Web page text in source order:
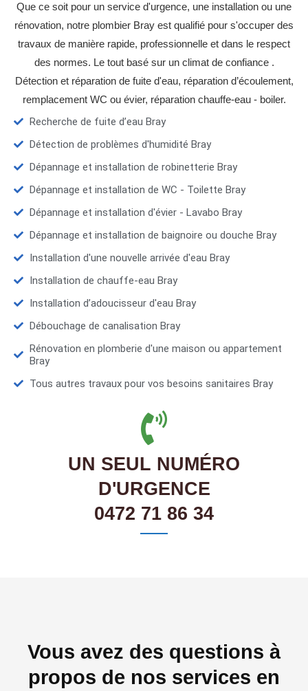
Que ce soit pour un service d'urgence, une installation ou une
rénovation, notre plombier Bray est qualifié pour s'occuper des
travaux de manière rapide, professionnelle et dans le respect
des normes. Le tout basé sur un climat de confiance .
Détection et réparation de fuite d'eau, réparation d’écoulement,
remplacement WC ou évier, réparation chauffe-eau - boiler.
Recherche de fuite d’eau Bray
Détection de problèmes d'humidité Bray
Dépannage et installation de robinetterie Bray
Dépannage et installation de WC - Toilette Bray
Dépannage et installation d'évier - Lavabo Bray
Dépannage et installation de baignoire ou douche Bray
Installation d'une nouvelle arrivée d'eau Bray
Installation de chauffe-eau Bray
Installation d’adoucisseur d'eau Bray
Débouchage de canalisation Bray
Rénovation en plomberie d'une maison ou appartement
Bray
Tous autres travaux pour vos besoins sanitaires Bray
UN SEUL NUMÉRO
D'URGENCE
0472 71 86 34
Vous avez des questions à
propos de nos services en